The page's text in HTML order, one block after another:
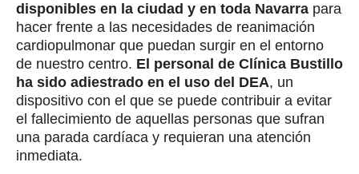
disponibles en la ciudad y en toda Navarra para
hacer frente a las necesidades de reanimación
cardiopulmonar que puedan surgir en el entorno
de nuestro centro. El personal de Clínica Bustillo
ha sido adiestrado en el uso del DEA, un
dispositivo con el que se puede contribuir a evitar
el fallecimiento de aquellas personas que sufran
una parada cardíaca y requieran una atención
inmediata.